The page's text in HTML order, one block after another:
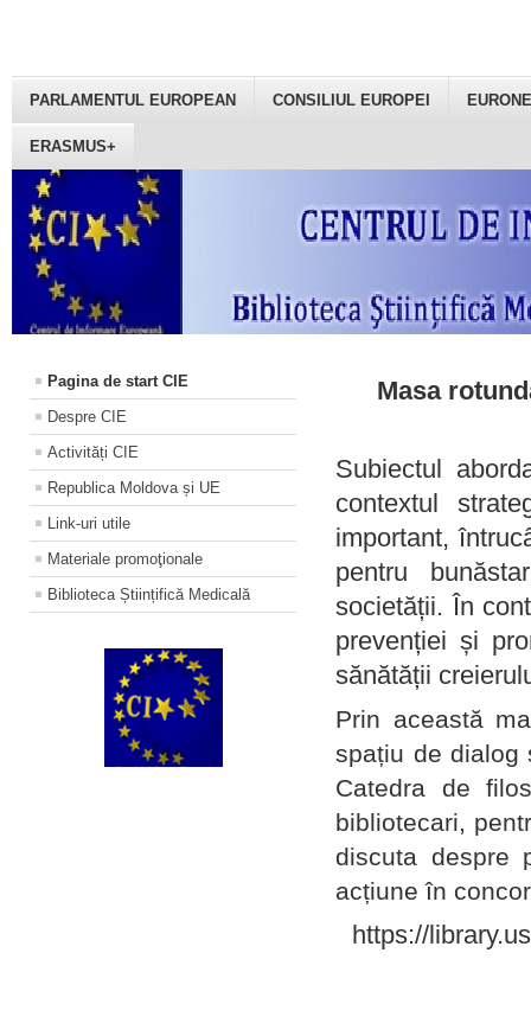
PARLAMENTUL EUROPEAN CONSILIUL EUROPEI
ERASMUS+
Pagina de start CIE
Despre CIE
Activități CIE
Republica Moldova și UE
Link-uri utile
Materiale promoţionale
Biblioteca Științifică Medicală
Masa
Subiectul
contextul
important,
pentru
societății. În
prevenției și
sănătății
Prin această
spațiu de dialog
Catedra de
bibliotecari,
discuta despre
acțiune în
https://